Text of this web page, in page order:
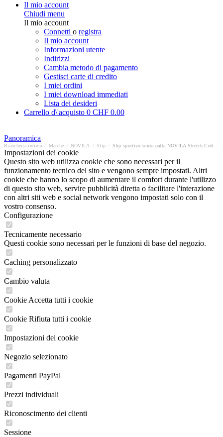
Il mio account
Chiudi menu
Il mio account
Connetti o registra
Il mio account
Informazioni utente
Indirizzi
Cambia metodo di pagamento
Gestisci carte di credito
I miei ordini
I miei download immediati
Lista dei desideri
Carrello d\'acquisto 0 CHF 0.00
Panoramica
Biancheria intima Marche NOVILA Slip
Impostazioni dei cookie
Questo sito web utilizza cookie che sono necessari per il
funzionamento tecnico del sito e vengono sempre impostati. Altri
cookie che hanno lo scopo di aumentare il comfort durante l'utilizzo
di questo sito web, servire pubblicità diretta o facilitare l'interazione
con altri siti web e social network vengono impostati solo con il
vostro consenso.
Configurazione
Tecnicamente necessario
Questi cookie sono necessari per le funzioni di base del negozio.
Caching personalizzato
Cambio valuta
Cookie Accetta tutti i cookie
Cookie Rifiuta tutti i cookie
Impostazioni dei cookie
Negozio selezionato
Pagamenti PayPal
Prezzi individuali
Riconoscimento dei clienti
Sessione